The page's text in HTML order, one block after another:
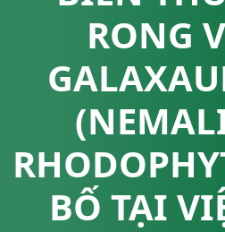
RONG
BỐ TẠI